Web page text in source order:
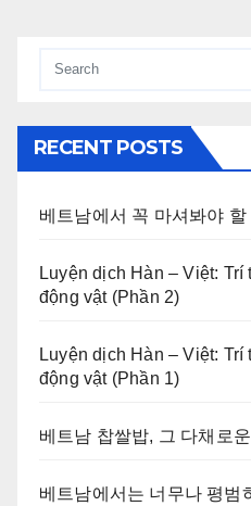
RECENT POSTS
베트남에서 꼭 마셔봐야 할
Luyện dịch Hàn – Việt:
động vật (Phần 2)
Luyện dịch Hàn – Việt:
động vật (Phần 1)
베트남 찹쌀밥, 그 다채로
베트남에서는 너무나 평범